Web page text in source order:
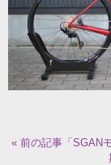
« 前の記事「SGAN